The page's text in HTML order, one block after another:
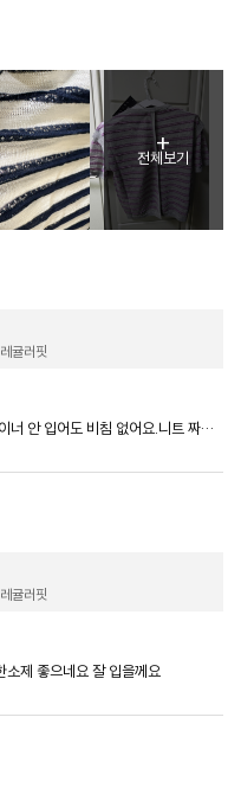
+
전체보기
귤러핏
네이비사고 너무 이뻐서 그레이도 구매했어요. 이너 안 입어도 비침 없어요.니트 짜임 고급스러워요.디자인도 완전 이뻐요
귤러핏
소제 좋으네요 잘 입을께요